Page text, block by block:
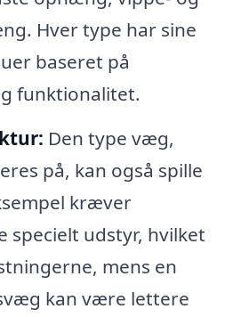
Hver type har sine
baseret på
funktionalitet.
Den type væg,
på, kan også spille
kræver
udstyr, hvilket
mens en
kan være lettere